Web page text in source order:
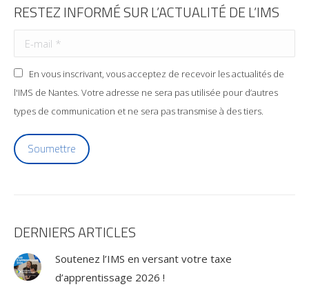
RESTEZ INFORMÉ SUR L’ACTUALITÉ DE L’IMS
En vous inscrivant, vous acceptez de recevoir les actualités de
l'IMS de Nantes. Votre adresse ne sera pas utilisée pour d’autres
types de communication et ne sera pas transmise à des tiers.
Soumettre
DERNIERS ARTICLES
Soutenez l’IMS en versant votre taxe
d’apprentissage 2026 !